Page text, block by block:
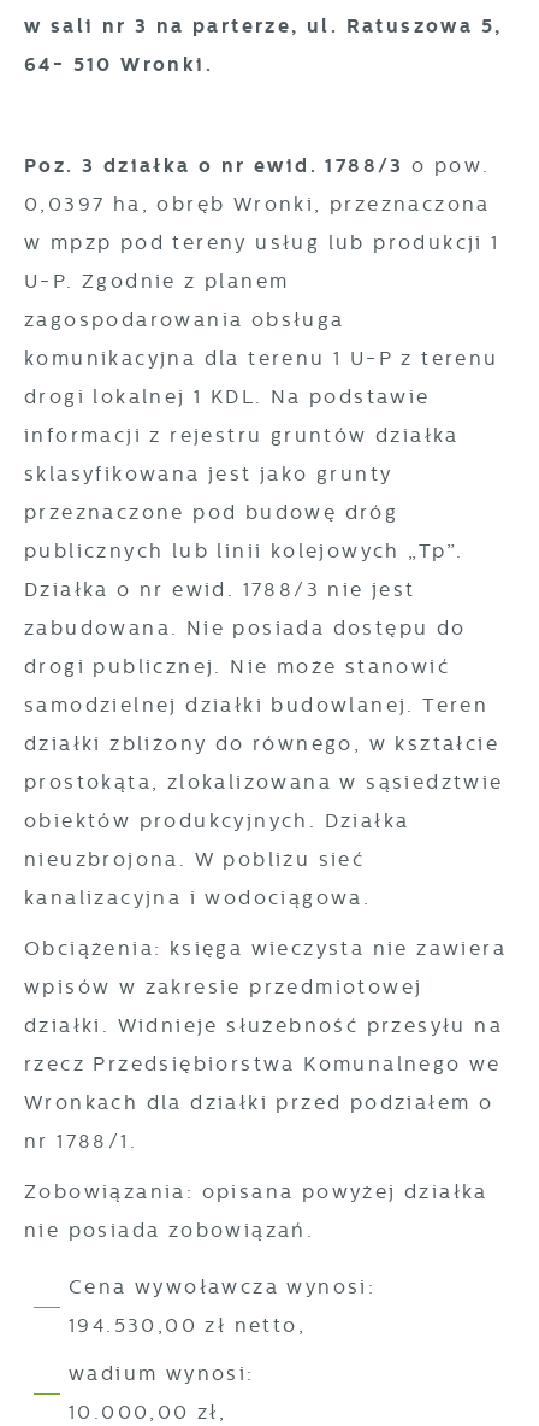
w sali nr 3 na parterze, ul. Ratuszowa 5,
64- 510 Wronki.
Poz. 3 działka o nr ewid. 1788/3 o pow.
0,0397 ha, obręb Wronki, przeznaczona
w mpzp pod tereny usług lub produkcji 1
U-P. Zgodnie z planem
zagospodarowania obsługa
komunikacyjna dla terenu 1 U-P z terenu
drogi lokalnej 1 KDL. Na podstawie
informacji z rejestru gruntów działka
sklasyfikowana jest jako grunty
przeznaczone pod budowę dróg
publicznych lub linii kolejowych „Tp”.
Działka o nr ewid. 1788/3 nie jest
zabudowana. Nie posiada dostępu do
drogi publicznej. Nie może stanowić
samodzielnej działki budowlanej. Teren
działki zbliżony do równego, w kształcie
prostokąta, zlokalizowana w sąsiedztwie
obiektów produkcyjnych. Działka
nieuzbrojona. W pobliżu sieć
kanalizacyjna i wodociągowa.
Obciążenia: księga wieczysta nie zawiera
wpisów w zakresie przedmiotowej
działki. Widnieje służebność przesyłu na
rzecz Przedsiębiorstwa Komunalnego we
Wronkach dla działki przed podziałem o
nr 1788/1.
Zobowiązania: opisana powyżej działka
nie posiada zobowiązań.
Cena wywoławcza wynosi:
194.530,00 zł netto,
wadium wynosi:
10.000,00 zł,